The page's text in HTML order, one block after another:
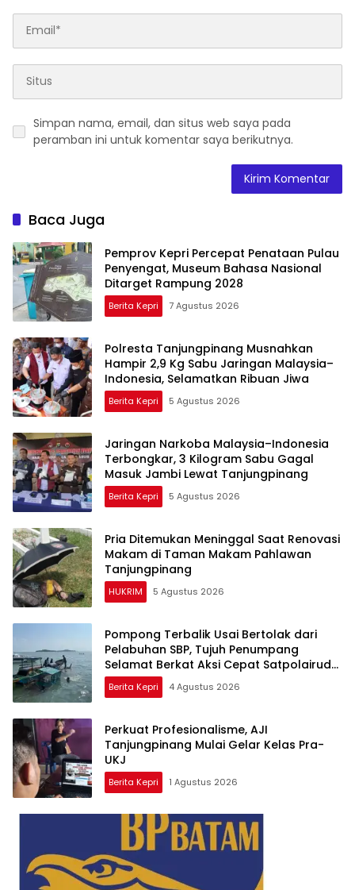
Simpan nama, email, dan situs web saya pada
peramban ini untuk komentar saya berikutnya.
Baca Juga
Pemprov Kepri Percepat Penataan Pulau
Penyengat, Museum Bahasa Nasional
Ditarget Rampung 2028
Berita Kepri 7 Agustus 2026
Polresta Tanjungpinang Musnahkan
Hampir 2,9 Kg Sabu Jaringan Malaysia–
Indonesia, Selamatkan Ribuan Jiwa
Berita Kepri 5 Agustus 2026
Jaringan Narkoba Malaysia–Indonesia
Terbongkar, 3 Kilogram Sabu Gagal
Masuk Jambi Lewat Tanjungpinang
Berita Kepri 5 Agustus 2026
Pria Ditemukan Meninggal Saat Renovasi
Makam di Taman Makam Pahlawan
Tanjungpinang
HUKRIM 5 Agustus 2026
Pompong Terbalik Usai Bertolak dari
Pelabuhan SBP, Tujuh Penumpang
Selamat Berkat Aksi Cepat Satpolairud
dan KPLP
Berita Kepri 4 Agustus 2026
Perkuat Profesionalisme, AJI
Tanjungpinang Mulai Gelar Kelas Pra-
UKJ
Berita Kepri 1 Agustus 2026